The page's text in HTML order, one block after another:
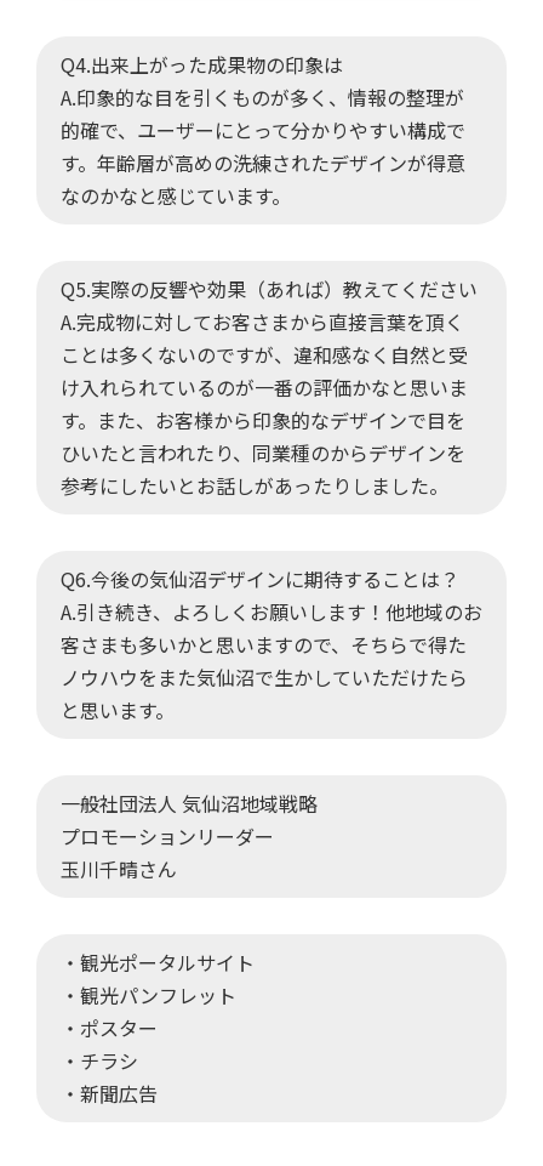
Q4.出来上がった成果物の印象は
A.印象的な目を引くものが多く、情報の整理が
的確で、ユーザーにとって分かりやすい構成で
す。年齢層が高めの洗練されたデザインが得意
なのかなと感じています。
Q5.実際の反響や効果（あれば）教えてください
A.完成物に対してお客さまから直接言葉を頂く
ことは多くないのですが、違和感なく自然と受
け入れられているのが一番の評価かなと思いま
す。また、お客様から印象的なデザインで目を
ひいたと言われたり、同業種のからデザインを
参考にしたいとお話しがあったりしました。
Q6.今後の気仙沼デザインに期待することは？
A.引き続き、よろしくお願いします！他地域のお
客さまも多いかと思いますので、そちらで得た
ノウハウをまた気仙沼で生かしていただけたら
と思います。
一般社団法人 気仙沼地域戦略
プロモーションリーダー
玉川千晴さん
・観光ポータルサイト
・観光パンフレット
・ポスター
・チラシ
・新聞広告